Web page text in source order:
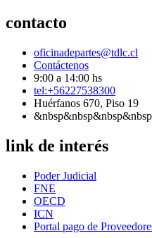
contacto
oficinadepartes@tdlc.cl
Contáctenos
9:00 a 14:00 hs
tel:+56227538300
Huérfanos 670, Piso 19
link de interés
Poder Judicial
FNE
OECD
ICN
Portal pago de